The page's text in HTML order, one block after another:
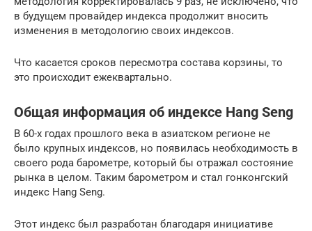
в будущем провайдер индекса продолжит вносить
изменения в методологию своих индексов.
Что касается сроков пересмотра состава корзины, то
это происходит ежеквартально.
Общая информация об индексе Hang Seng
В 60-х годах прошлого века в азиатском регионе не
было крупных индексов, но появилась необходимость в
своего рода барометре, который бы отражал состояние
рынка в целом. Таким барометром и стал гонконгский
индекс Hang Seng.
Этот индекс был разработан благодаря инициативе